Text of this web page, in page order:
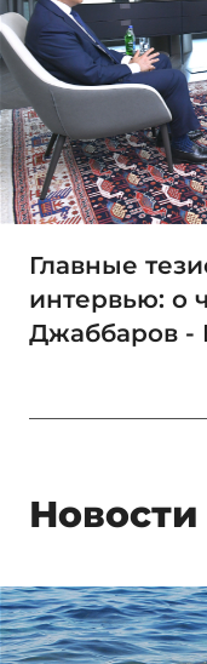
Главные
интервью: о
Джаббаров